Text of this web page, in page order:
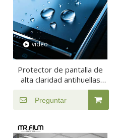
vídeo
Protector de pantalla de
alta claridad antihuellas
navegación para automóvil
Preguntar